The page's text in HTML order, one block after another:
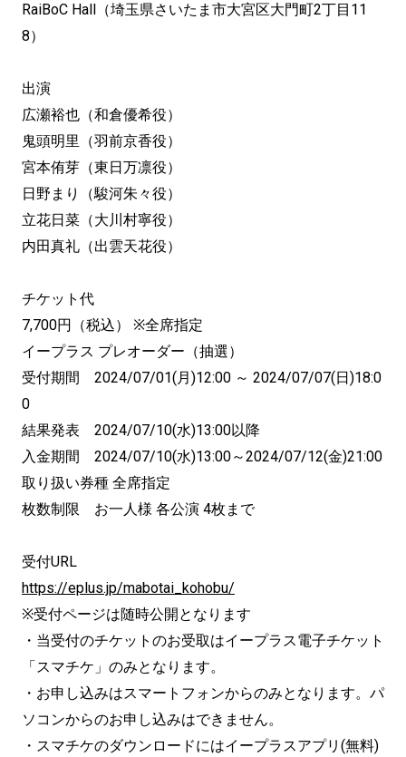
RaiBoC Hall（埼玉県さいたま市大宮区大門町2丁目11
8）
出演
広瀬裕也（和倉優希役）
鬼頭明里（羽前京香役）
宮本侑芽（東日万凛役）
日野まり（駿河朱々役）
立花日菜（大川村寧役）
内田真礼（出雲天花役）
チケット代
7,700円（税込） ※全席指定
イープラス プレオーダー（抽選）
受付期間 2024/07/01(月)12:00 ～ 2024/07/07(日)18:0
0
結果発表 2024/07/10(水)13:00以降
入金期間 2024/07/10(水)13:00～2024/07/12(金)21:00
取り扱い券種 全席指定
枚数制限 お一人様 各公演 4枚まで
受付URL
https://eplus.jp/mabotai_kohobu/
※受付ページは随時公開となります
・当受付のチケットのお受取はイープラス電子チケット
「スマチケ」のみとなります。
・お申し込みはスマートフォンからのみとなります。パ
ソコンからのお申し込みはできません。
・スマチケのダウンロードにはイープラスアプリ(無料)